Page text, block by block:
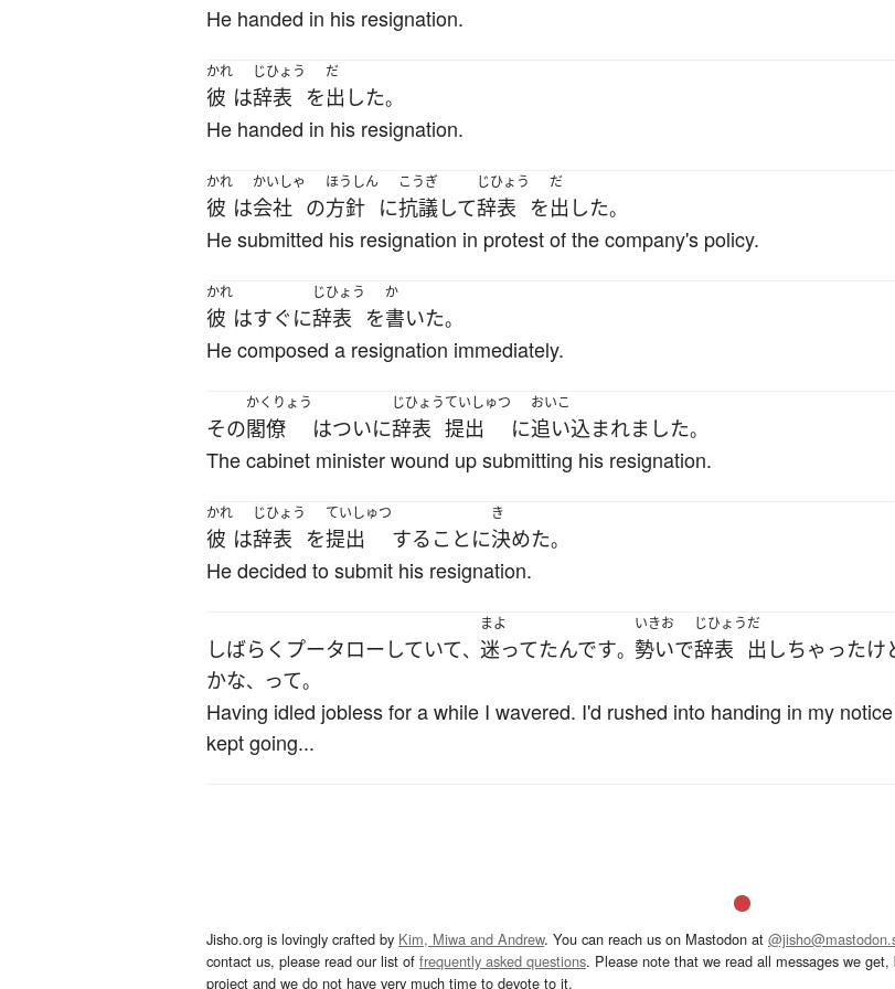
He handed in his resignation.
かれ
彼 は
じひょう
辞表 を
だ
出した。
He handed in his resignation.
かれ
彼 は
かいしゃ
会社 の
ほうしん
方針 に
こうぎ
抗議して
じひょう
辞表 を
だ
出した。
He submitted his resignation in protest of the company's policy.
かれ
彼 はすぐに
じひょう
辞表 を
か
書いた。
He composed a resignation immediately.
その
かくりょう
閣僚 はついに
じひょう
辞表
ていしゅつ
提出 に
おいこ
追い込まれました。
The cabinet minister wound up submitting his resignation.
かれ
彼 は
じひょう
辞表 を
ていしゅつ
提出 する ことに
き
決めた。
He decided to submit his resignation.
しばらく プータロー していて、
まよ
迷ってたんです。
いきお
勢いで
じひょう
辞表
だ
出しちゃったけ
かな、 って。
Having idled jobless for a while I wavered. I'd rushed into handing in my
kept going...
Jisho.org is lovingly crafted by Kim, Miwa and Andrew. You can reach us on Mastodon at
contact us, please read our list of frequently asked questions. Please note that we read all messages we
project and we do not have very much time to devote to it.